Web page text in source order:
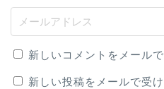
新しいコメントをメール
新しい投稿をメールで受